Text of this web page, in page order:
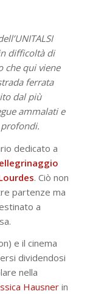
difficoltà di
che qui viene
ferrata
dal più
ammalati e
dedicato a
. Ciò non
partenze ma
a
e il cinema
dividendosi
nella
Hausnerin